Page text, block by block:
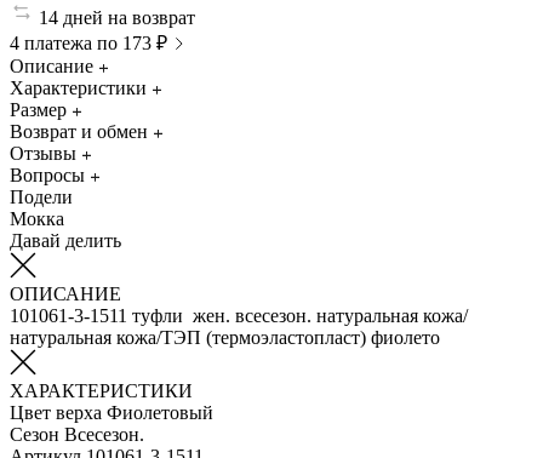
14 дней на возврат
4 платежа по 173 ₽
Описание
Характеристики
Размер
Возврат и обмен
Отзывы
Вопросы
Подели
Мокка
Давай делить
ОПИСАНИЕ
101061-3-1511 туфли жен. всесезон. натуральная кожа/
натуральная кожа/ТЭП (термоэластопласт) фиолето
ХАРАКТЕРИСТИКИ
Цвет верха Фиолетовый
Сезон Всесезон.